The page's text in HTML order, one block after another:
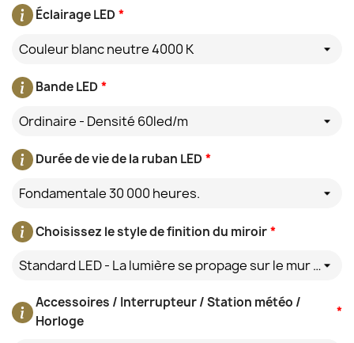
*
Éclairage LED
Couleur blanc neutre 4000 K
*
Bande LED
Ordinaire - Densité 60led/m
*
Durée de vie de la ruban LED
Fondamentale 30 000 heures.
*
Choisissez le style de finition du miroir
Standard LED - La lumière se propage sur le mur derrière le miroir
*
Accessoires / Interrupteur / Station météo /
Horloge